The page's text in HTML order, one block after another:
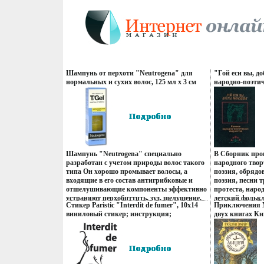
Шампунь от перхоти "Neutrogena" для
нормальных и сухих волос, 125 мл х 3 см
Товар сертифицирован инфо 13725q.
Шампунь "Neutrogena" специально
разработан с учетом природы волос такого
типа Он хорошо промывает волосы, а
входящие в его состав антигрибковые и
отшелушивающие компоненты эффективно
устраняют перхобцттцть, зуд, шелушение,
препятствуя их повторному появлению
Шампунь обладает приятным ароматом,
легко и обильно пенится Формула
содержит кондиционер Волосы становятся
мягкими, блестящими, послушными
Применение: Нанести необходимое
количество шампуня на влажные
Стикер Paristic "Interdit de fumer", 10х14
виниловый стикер; инструкция;
Производитель: Франция инфо 9433u.
"Гой еси вы,
народно-
народный
В Сборник
народного
поэзия,
поэзия, песни
протеста,
детский
иллюстраций
народный
Приключения
двух книгах
издание
издательство,
стр ISBN инфо